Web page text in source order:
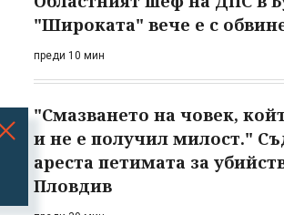
"Широката" вече е с
преди 10 мин
"Смазването на човек,
и не е получил милост."
ареста петимата за
Пловдив